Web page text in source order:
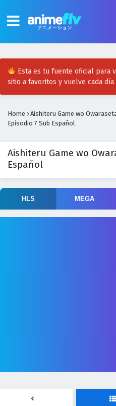
Esta es tu fuente oficial para
sitio a favoritos y vuelve cada
Home › Aishiteru Game wo
Episodio 7 Sub Español
Aishiteru Game wo
Español
HLS MEGA
Aishiteru
Español